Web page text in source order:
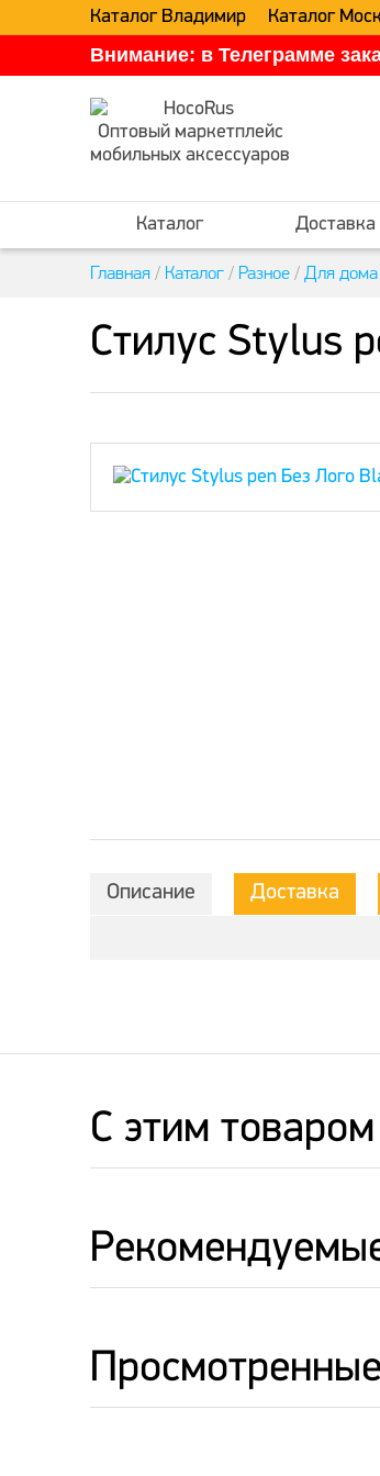
Каталог Владимир Каталог
Внимание: в Телеграмме
Оптовый маркетплейс
мобильных аксессуаров
Каталог Доставка
Главная / Каталог / Разное / Для дома
Стилус Stylus
Описание Доставка
C этим